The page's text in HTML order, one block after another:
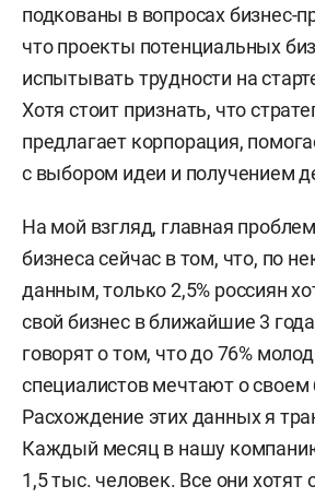
подкованы в вопросах бизнес-
что проекты потенциальных
испытывать трудности на
Хотя стоит признать, что
предлагает корпорация,
с выбором идеи и получением
На мой взгляд, главная
бизнеса сейчас в том, что, по
данным, только 2,5% россиян
свой бизнес в ближайшие 3
говорят о том, что до 76%
специалистов мечтают о своем
Расхождение этих данных я
Каждый месяц в нашу
1,5 тыс. человек. Все они хотят